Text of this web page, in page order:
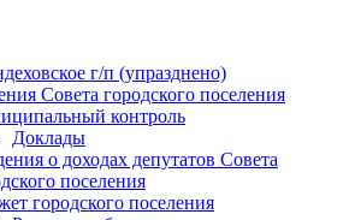
г/п (упразднено)
Совета городского поселения
контроль
Доклады
о доходах депутатов Совета
поселения
городского поселения